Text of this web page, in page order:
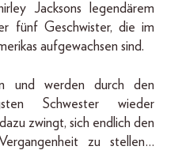
Jacksons legendärem
fünf Geschwister, die im
aufgewachsen sind.
und werden durch den
Schwester wieder
zwingt, sich endlich den
zu stellen…